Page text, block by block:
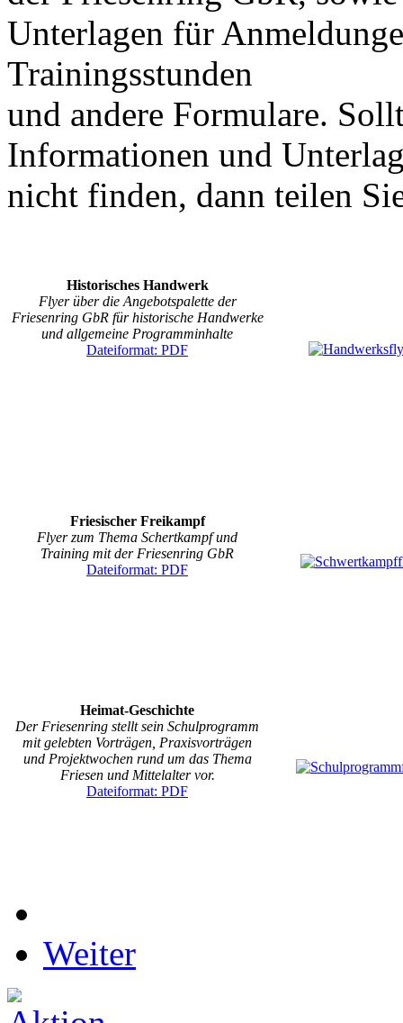
Unterlagen für
Trainingsstunden
und andere Formulare.
Informationen und
nicht finden, dann teilen
Historisches Handwerk
Flyer über die Angebotspalette der
Friesenring GbR für historische Handwerke
und allgemeine Programminhalte
Dateiformat: PDF
Friesischer Freikampf
Flyer zum Thema Schertkampf und
Training mit der Friesenring GbR
Dateiformat: PDF
Heimat-Geschichte
Der Friesenring stellt sein Schulprogramm
mit gelebten Vorträgen, Praxisvorträgen
und Projektwochen rund um das Thema
Friesen und Mittelalter vor.
Dateiformat: PDF
Weiter